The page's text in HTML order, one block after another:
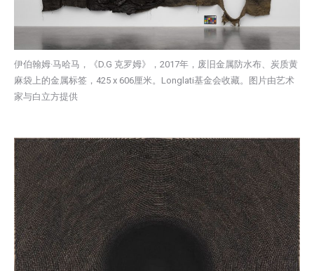
伊伯翰姆·马哈马，《D.G 克罗姆》，2017年，废旧金属防水布、炭质黄
麻袋上的金属标签，425 x 606厘米。Longlati基金会收藏。图片由艺术
家与白立方提供